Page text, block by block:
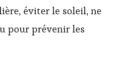
éviter le soleil, ne
pour prévenir les